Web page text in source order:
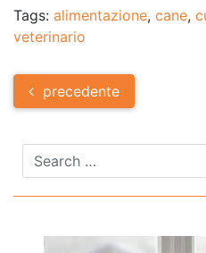
Tags: alimentazione, cane,
veterinario
Post
navigation
precedente